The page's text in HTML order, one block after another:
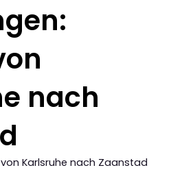
nach
Karlsruhe nach Zaanstad